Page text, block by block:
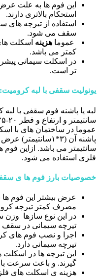
این فوم ها به علت
استحکام بالاتری دارند.
استفاده از تیرچه
سقف می شود.
عموما هزینه اسکلت
کمتر می باشد.
در اسکلت سیمانی
تر است.
یونولیت سقفی با لبه کرومیت:
عموما در ساختمان های با
سانتیمتر می باشد. ازاین
فلزی استفاده می شود.
خصوصیات بارز فوم ها ی
عرض بیشتر این فوم
مصرف کمتر تیرچه
در این نوع سازها
تیرچه سیمانی در سقف
اجرا و نصب فوم های
تیرچه سیمانی دارد.
این تیرچه ها در
گیرند. و باعث سرعت
هزینه ی اسکلت های